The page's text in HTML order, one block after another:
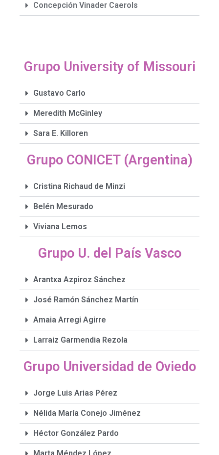
Concepción Vinader Caerols
Grupo University of Missouri
Gustavo Carlo
Meredith McGinley
Sara E. Killoren
Grupo CONICET (Argentina)
Cristina Richaud de Minzi
Belén Mesurado
Viviana Lemos
Grupo U. del País Vasco
Arantxa Azpiroz Sánchez
José Ramón Sánchez Martín
Amaia Arregi Agirre
Larraiz Garmendia Rezola
Grupo Universidad de Oviedo
Jorge Luis Arias Pérez
Nélida María Conejo Jiménez
Héctor González Pardo